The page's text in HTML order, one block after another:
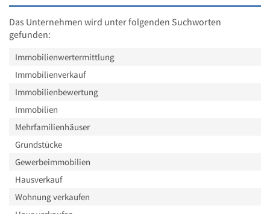
Das Unternehmen wird unter folgenden Suchworten
gefunden:
Immobilienwertermittlung
Immobilienverkauf
Immobilienbewertung
Immobilien
Mehrfamilienhäuser
Grundstücke
Gewerbeimmobilien
Hausverkauf
Wohnung verkaufen